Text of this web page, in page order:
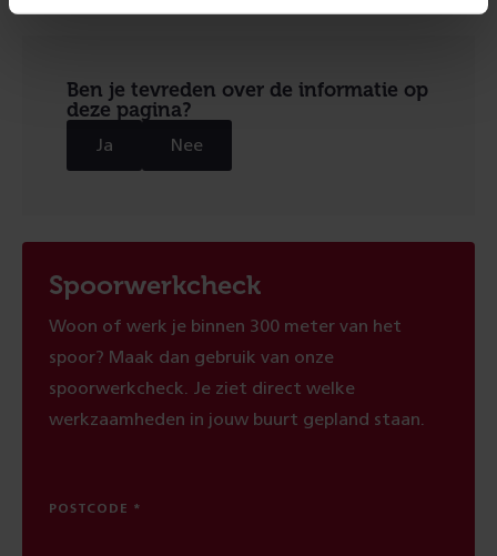
Ben je tevreden over de informatie op
deze pagina?
Ja Nee
Spoorwerkcheck
Woon of werk je binnen 300 meter van het
spoor? Maak dan gebruik van onze
spoorwerkcheck. Je ziet direct welke
werkzaamheden in jouw buurt gepland staan.
POSTCODE